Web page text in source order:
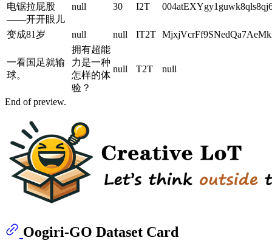
电锯拉屁股
——开开眼儿
null 30 I2T
变成81岁 null null IT2T
一看国足就输
球。
拥有超能
力是一种
怎样的体
验？
null T2T null
End of preview.
Oogiri-GO Dataset Card